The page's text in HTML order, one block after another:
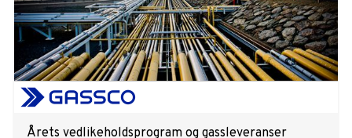
Årets vedlikeholdsprogram og gassleveranser